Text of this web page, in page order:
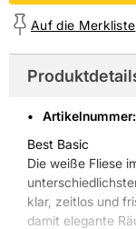
Auf die Merkliste
Artikelnummer:
Best Basic
Die weiße Fliese
klar, zeitlos und
damit elegante